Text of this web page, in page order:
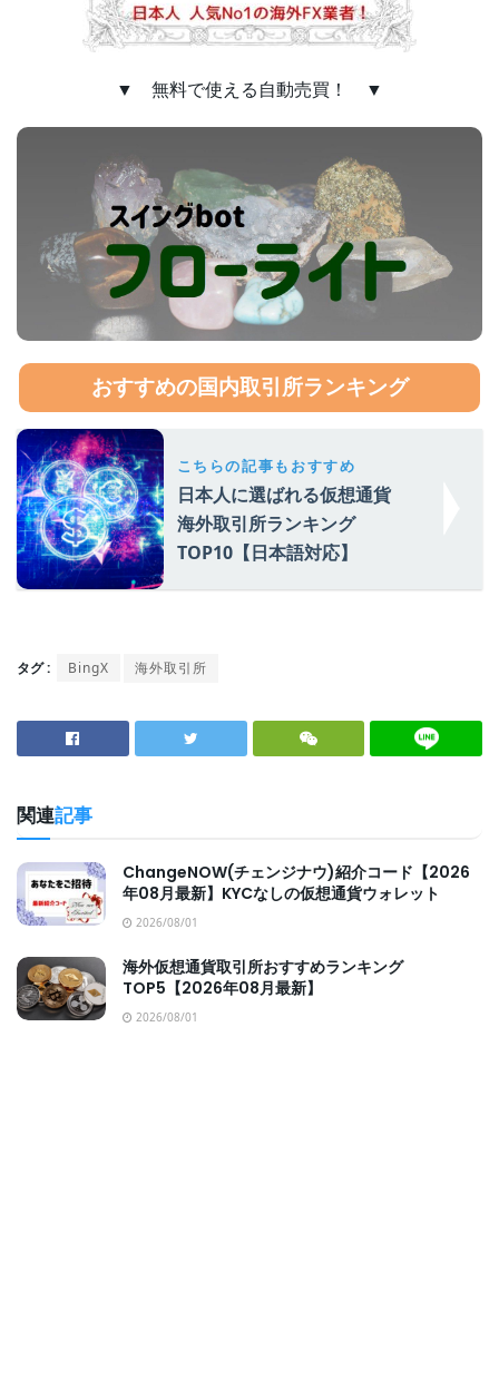
▼ 無料で使える自動売買！ ▼
おすすめの国内取引所ランキング
こちらの記事もおすすめ
日本人に選ばれる仮想通貨
海外取引所ランキング
TOP10【日本語対応】
タグ : BingX 海外取引所
関連記事
ChangeNOW(チェンジナウ)紹介コード【2026
年08月最新】KYCなしの仮想通貨ウォレット
2026/08/01
海外仮想通貨取引所おすすめランキング
TOP5【2026年08月最新】
2026/08/01